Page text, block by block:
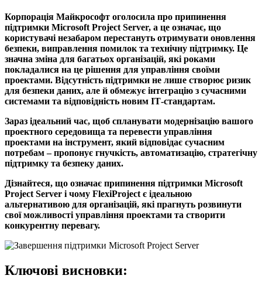
Корпорація Майкрософт оголосила про припинення
підтримки Microsoft Project Server, а це означає, що
користувачі незабаром перестануть отримувати оновлення
безпеки, виправлення помилок та технічну підтримку. Це
значна зміна для багатьох організацій, які роками
покладалися на це рішення для управління своїми
проектами. Відсутність підтримки не лише створює ризик
для безпеки даних, але й обмежує інтеграцію з сучасними
системами та відповідність новим ІТ-стандартам.
Зараз ідеальний час, щоб спланувати модернізацію вашого
проектного середовища та перевести управління
проектами на інструмент, який відповідає сучасним
потребам – пропонує гнучкість, автоматизацію, стратегічну
підтримку та безпеку даних.
Дізнайтеся, що означає припинення підтримки Microsoft
Project Server і чому FlexiProject є ідеальною
альтернативою для організацій, які прагнуть розвинути
свої можливості управління проектами та створити
конкурентну перевагу.
Ключові висновки: